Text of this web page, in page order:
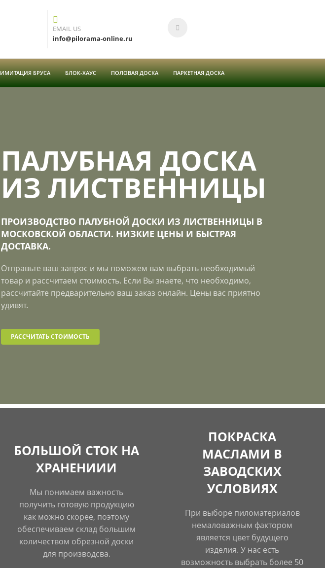
EMAIL US
info@pilorama-online.ru
ИМИТАЦИЯ БРУСА БЛОК-ХАУС ПОЛОВАЯ ДОСКА ПАРКЕТНАЯ ДОСКА
ПАЛУБНАЯ ДОСКА
ИЗ ЛИСТВЕННИЦЫ
ПРОИЗВОДСТВО ПАЛУБНОЙ ДОСКИ ИЗ ЛИСТВЕННИЦЫ В
МОСКОВСКОЙ ОБЛАСТИ. НИЗКИЕ ЦЕНЫ И БЫСТРАЯ
ДОСТАВКА.
Отправьте ваш запрос и мы поможем вам выбрать необходимый
товар и рассчитаем стоимость. Если Вы знаете, что необходимо,
рассчитайте предварительно ваш заказ онлайн. Цены вас приятно
удивят.
РАССЧИТАТЬ СТОИМОСТЬ
БОЛЬШОЙ СТОК НА
ХРАНЕНИИИ
Мы понимаем важность
получить готовую продукцию
как можно скорее, поэтому
обеспечиваем склад большим
количеством обрезной доски
для производсва.
ПОКРАСКА
МАСЛАМИ В
ЗАВОДСКИХ
УСЛОВИЯХ
При выборе пиломатериалов
немаловажным фактором
является цвет будущего
изделия. У нас есть
возможность выбрать более 50